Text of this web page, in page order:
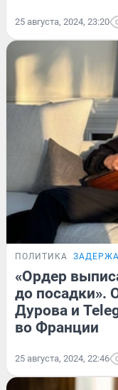
25 августа, 2024, 23:20
ПОЛИТИКА
«Ордер
до посадки».
Дурова и
во Франции
25 августа, 2024, 22:46